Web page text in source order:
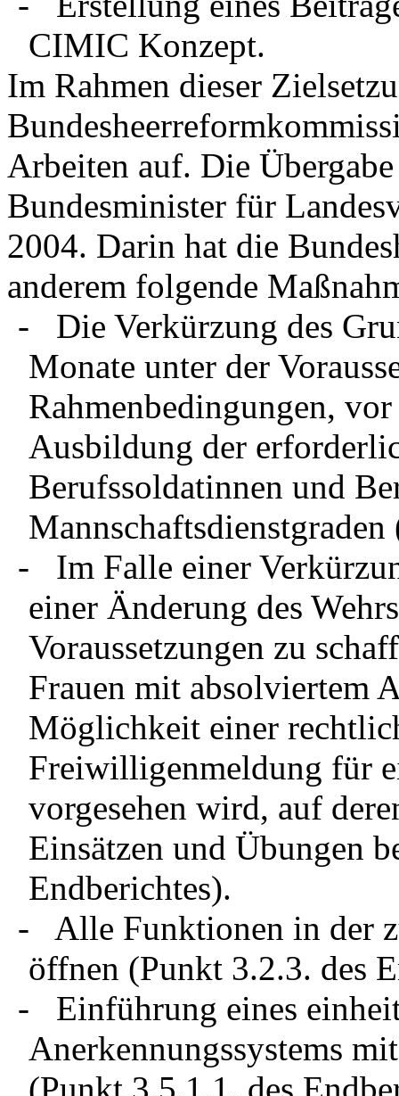
CIMIC Konzept.
Im Rahmen dieser
Arbeiten auf. Die
Bundesminister für
2004. Darin hat die
anderem folgende
- Die Verkürzung des
Monate unter der
Rahmenbedingungen,
Ausbildung der
Berufssoldatinnen und
- Im Falle einer
einer Änderung des
Voraussetzungen zu
Frauen mit absolviertem
Möglichkeit einer
Freiwilligenmeldung für
vorgesehen wird, auf
Einsätzen und Übungen
Endberichtes).
- Alle Funktionen in der
öffnen (Punkt 3.2.3. des
- Einführung eines
Anerkennungssystems